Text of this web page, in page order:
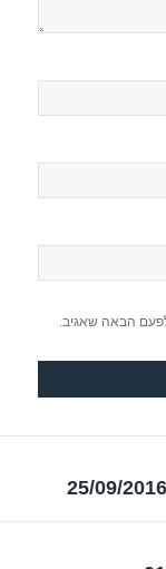
הבאה שאגיב.